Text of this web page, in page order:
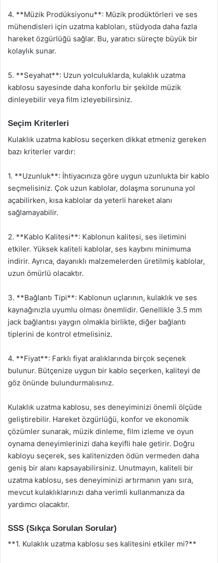
4. **Müzik Prodüksiyonu**: Müzik prodüktörleri ve ses
mühendisleri için uzatma kabloları, stüdyoda daha fazla
hareket özgürlüğü sağlar. Bu, yaratıcı süreçte büyük bir
kolaylık sunar.
5. **Seyahat**: Uzun yolculuklarda, kulaklık uzatma
kablosu sayesinde daha konforlu bir şekilde müzik
dinleyebilir veya film izleyebilirsiniz.
Seçim Kriterleri
Kulaklık uzatma kablosu seçerken dikkat etmeniz gereken
bazı kriterler vardır:
1. **Uzunluk**: İhtiyacınıza göre uygun uzunlukta bir kablo
seçmelisiniz. Çok uzun kablolar, dolaşma sorununa yol
açabilirken, kısa kablolar da yeterli hareket alanı
sağlamayabilir.
2. **Kablo Kalitesi**: Kablonun kalitesi, ses iletimini
etkiler. Yüksek kaliteli kablolar, ses kaybını minimuma
indirir. Ayrıca, dayanıklı malzemelerden üretilmiş kablolar,
uzun ömürlü olacaktır.
3. **Bağlantı Tipi**: Kablonun uçlarının, kulaklık ve ses
kaynağınızla uyumlu olması önemlidir. Genellikle 3.5 mm
jack bağlantısı yaygın olmakla birlikte, diğer bağlantı
tiplerini de kontrol etmelisiniz.
4. **Fiyat**: Farklı fiyat aralıklarında birçok seçenek
bulunur. Bütçenize uygun bir kablo seçerken, kaliteyi de
göz önünde bulundurmalısınız.
Kulaklık uzatma kablosu, ses deneyiminizi önemli ölçüde
geliştirebilir. Hareket özgürlüğü, konfor ve ekonomik
çözümler sunarak, müzik dinleme, film izleme ve oyun
oynama deneyimlerinizi daha keyifli hale getirir. Doğru
kabloyu seçerek, ses kalitenizden ödün vermeden daha
geniş bir alanı kapsayabilirsiniz. Unutmayın, kaliteli bir
uzatma kablosu, ses deneyiminizi artırmanın yanı sıra,
mevcut kulaklıklarınızı daha verimli kullanmanıza da
yardımcı olacaktır.
SSS (Sıkça Sorulan Sorular)
**1. Kulaklık uzatma kablosu ses kalitesini etkiler mi?**